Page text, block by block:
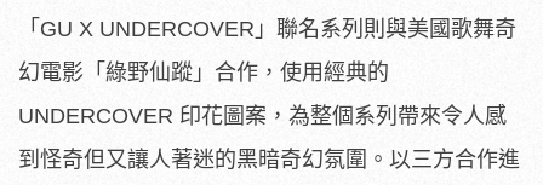
「GU X UNDERCOVER」聯名系列則與美國歌舞奇
幻電影「綠野仙蹤」合作，使用經典的
UNDERCOVER 印花圖案，為整個系列帶來令人感
到怪奇但又讓人著迷的黑暗奇幻氛圍。以三方合作進